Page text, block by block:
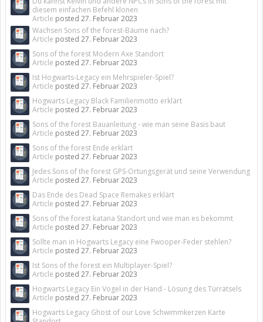
diesem einfachen Befehl klonen
Article posted 27. Februar 2023
Wachsen Sons of the forest-Bäume nach?
Article posted 27. Februar 2023
Sons of the forest Modern Axe Standort
Article posted 27. Februar 2023
Ist Hogwarts-Legacy ein Mehrspieler-Spiel?
Article posted 27. Februar 2023
Hogwarts Legacy Black Familienmotto erklärt
Article posted 27. Februar 2023
Sons of the forest Bauanleitung - wie man seine Basis baut
Article posted 27. Februar 2023
Sons of the forest Ende erklärt
Article posted 27. Februar 2023
Jedes Sons of the forest GPS-Ortungsgerät und seine Verwendung
Article posted 27. Februar 2023
Das Ende des Dead Space Remakes erklärt
Article posted 27. Februar 2023
Sons of the forest katana Standort und wie man es bekommt
Article posted 27. Februar 2023
Sollte man in Hogwarts Legacy eine Fwooper-Feder stehlen?
Article posted 27. Februar 2023
Ist Sons of the forest ein Multiplayer-Spiel?
Article posted 27. Februar 2023
Hogwarts Legacy Ein Vogel in der Hand - Lösung des Türrätsels
Article posted 27. Februar 2023
Hogwarts Legacy Ghost of our Love Schwimmkerzen Karte